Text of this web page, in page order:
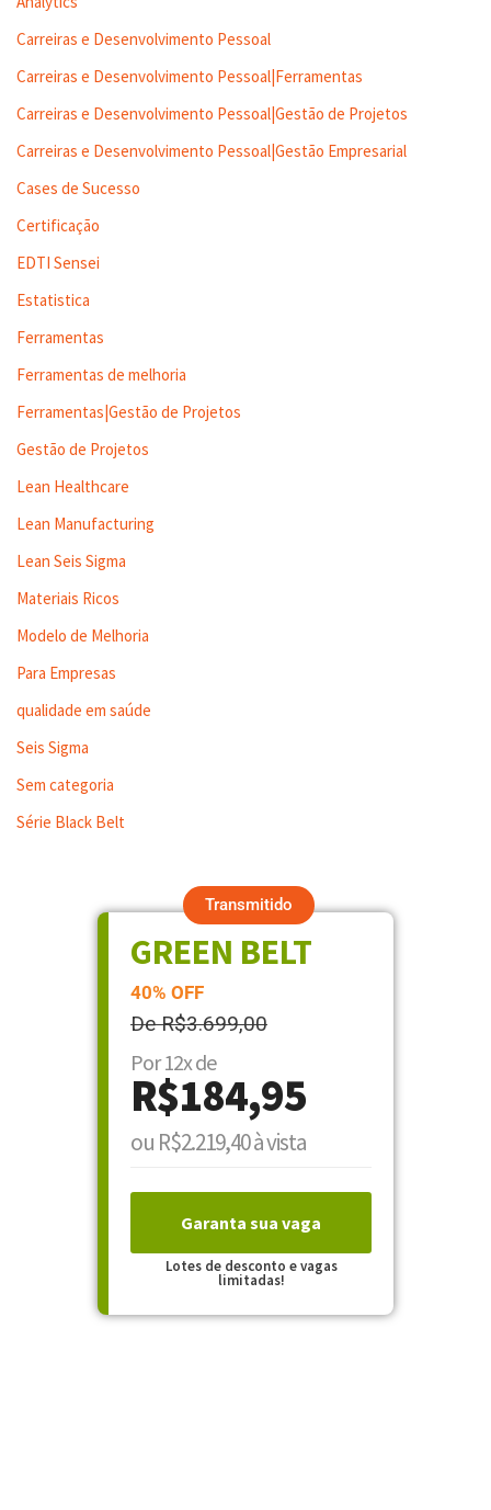
Carreiras e Desenvolvimento Pessoal
Carreiras e Desenvolvimento Pessoal|Ferramentas
Carreiras e Desenvolvimento Pessoal|Gestão de Projetos
Carreiras e Desenvolvimento Pessoal|Gestão Empresarial
Cases de Sucesso
Certificação
EDTI Sensei
Estatistica
Ferramentas
Ferramentas de melhoria
Ferramentas|Gestão de Projetos
Gestão de Projetos
Lean Healthcare
Lean Manufacturing
Lean Seis Sigma
Materiais Ricos
Modelo de Melhoria
Para Empresas
qualidade em saúde
Seis Sigma
Sem categoria
Série Black Belt
Transmitido
GREEN BELT
40% OFF
De R$3.699,00
Por 12x de
R$184,95
ou R$2.219,40 à vista
Garanta sua vaga
Lotes de desconto e vagas
limitadas!